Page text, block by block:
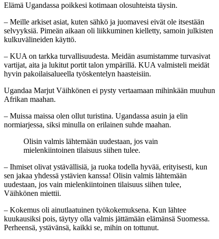
Elämä Ugandassa poikkesi kotimaan olosuhteista täysin.
– Meille arkiset asiat, kuten sähkö ja juomavesi eivät ole itsestään
selvyyksiä. Pimeän aikaan oli liikkuminen kielletty, samoin julkisten
kulkuvälineiden käyttö.
– KUA on tarkka turvallisuudesta. Meidän asumistamme turvasivat
vartijat, aita ja lukitut portit talon ympärillä. KUA valmisteli meidät
hyvin pakoilaisalueella työskentelyn haasteisiin.
Ugandaa Marjut Väihkönen ei pysty vertaamaan mihinkään muuhun
Afrikan maahan.
– Muissa maissa olen ollut turistina. Ugandassa asuin ja elin
normiarjessa, siksi minulla on erilainen suhde maahan.
Olisin valmis lähtemään uudestaan, jos vain
mielenkiintoinen tilaisuus siihen tulee.
– Ihmiset olivat ystävällisiä, ja ruoka todella hyvää, erityisesti, kun
sen jakaa yhdessä ystävien kanssa! Olisin valmis lähtemään
uudestaan, jos vain mielenkiintoinen tilaisuus siihen tulee,
Väihkönen miettii.
– Kokemus oli ainutlaatuinen työkokemuksena. Kun lähtee
kuukausiksi pois, täytyy olla valmis jättämään elämänsä Suomessa.
Perheensä, ystävänsä, kaikki se, mihin on tottunut.